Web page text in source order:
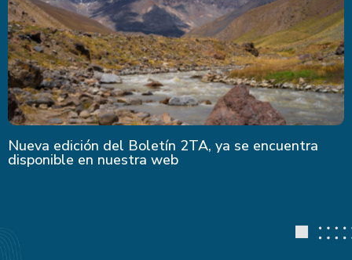
Nueva edición del Boletín 2TA, ya se encuentra
disponible en nuestra web